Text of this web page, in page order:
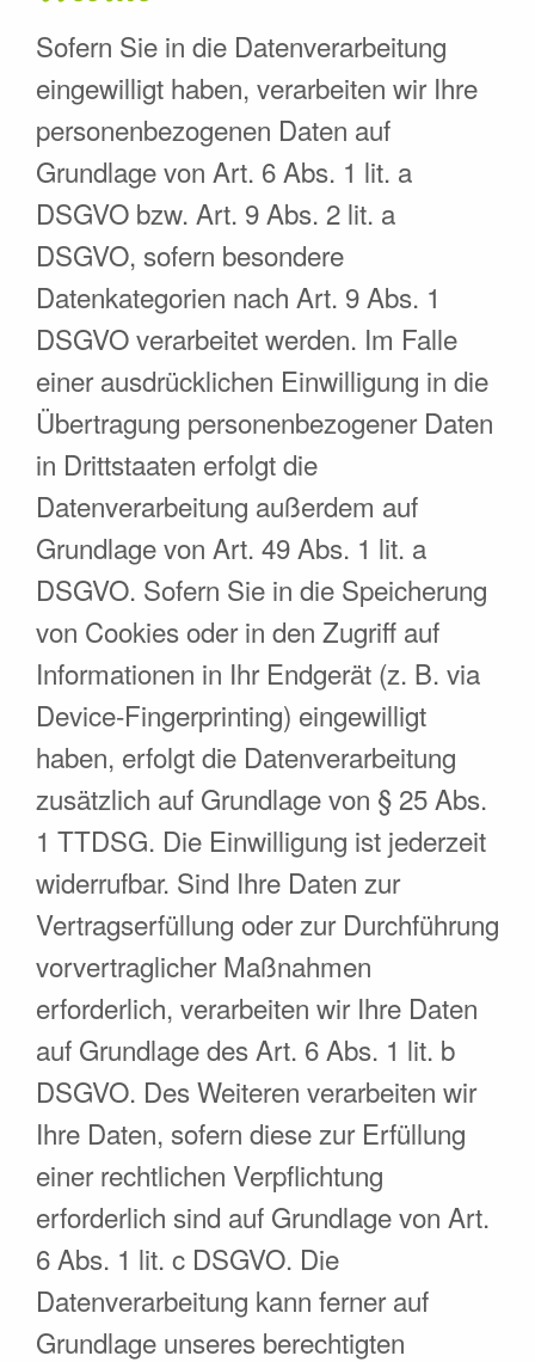
Sofern Sie in die Datenverarbeitung
eingewilligt haben, verarbeiten wir Ihre
personenbezogenen Daten auf
Grundlage von Art. 6 Abs. 1 lit. a
DSGVO bzw. Art. 9 Abs. 2 lit. a
DSGVO, sofern besondere
Datenkategorien nach Art. 9 Abs. 1
DSGVO verarbeitet werden. Im Falle
einer ausdrücklichen Einwilligung in die
Übertragung personenbezogener Daten
in Drittstaaten erfolgt die
Datenverarbeitung außerdem auf
Grundlage von Art. 49 Abs. 1 lit. a
DSGVO. Sofern Sie in die Speicherung
von Cookies oder in den Zugriff auf
Informationen in Ihr Endgerät (z. B. via
Device-Fingerprinting) eingewilligt
haben, erfolgt die Datenverarbeitung
zusätzlich auf Grundlage von § 25 Abs.
1 TTDSG. Die Einwilligung ist jederzeit
widerrufbar. Sind Ihre Daten zur
Vertragserfüllung oder zur Durchführung
vorvertraglicher Maßnahmen
erforderlich, verarbeiten wir Ihre Daten
auf Grundlage des Art. 6 Abs. 1 lit. b
DSGVO. Des Weiteren verarbeiten wir
Ihre Daten, sofern diese zur Erfüllung
einer rechtlichen Verpflichtung
erforderlich sind auf Grundlage von Art.
6 Abs. 1 lit. c DSGVO. Die
Datenverarbeitung kann ferner auf
Grundlage unseres berechtigten